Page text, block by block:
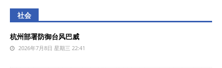
社会
杭州部署防御台风巴威
2026年7月8日 星期三 22:41